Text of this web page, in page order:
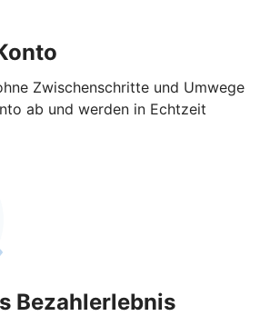
Zwischenschritte und Umwege
ab und werden in Echtzeit
Bezahlerlebnis